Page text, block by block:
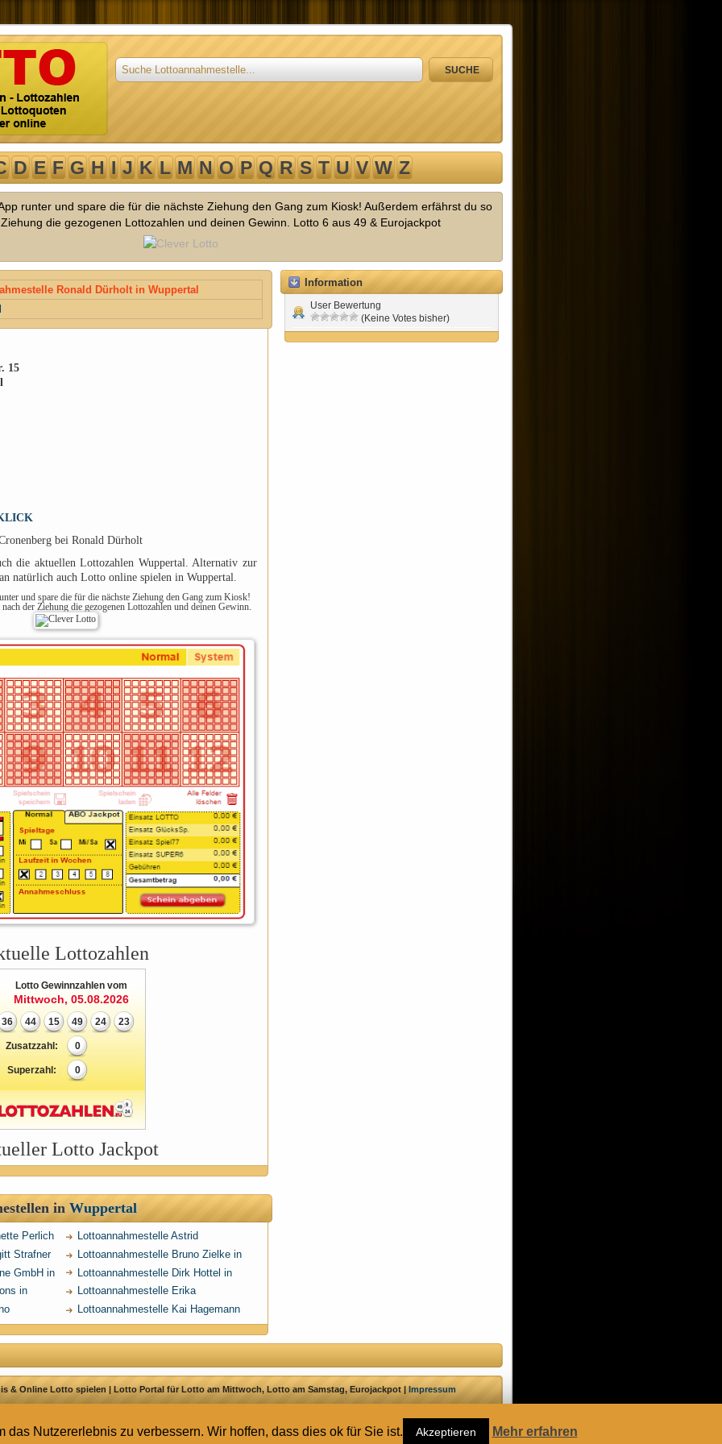
D E F G H I J K L M N O P Q R S T U V W Z
runter und spare die für die nächste Ziehung den Gang zum Kiosk! Außerdem erfährst du so
die gezogenen Lottozahlen und deinen Gewinn. Lotto 6 aus 49 & Eurojackpot
Ronald Dürholt in Wuppertal
15
bei Ronald Dürholt
die aktuellen Lottozahlen Wuppertal. Alternativ zur
natürlich auch Lotto online spielen in Wuppertal.
und spare die für die nächste Ziehung den Gang zum Kiosk!
der Ziehung die gezogenen Lottozahlen und deinen Gewinn.
Lottozahlen
Lotto Gewinnzahlen vom
Mittwoch, 05.08.2026
36 44 15 49 24 23
Zusatzzahl: 0
Superzahl: 0
Lotto Jackpot
in Wuppertal
Perlich
Lottoannahmestelle Astrid
Kleinschmidt in Wuppertal
Strafner
Lottoannahmestelle Bruno Zielke in
Wuppertal
GmbH in
Lottoannahmestelle Dirk Hottel in
Wuppertal
in
Lottoannahmestelle Erika
Theimann in Wuppertal
Lottoannahmestelle Kai Hagemann
Lotto-Center am Rott in Wuppertal
Information
User Bewertung
(Keine Votes bisher)
& Online Lotto spielen | Lotto Portal für Lotto am Mittwoch, Lotto am Samstag, Eurojackpot | Impressum
Nutzererlebnis zu verbessern. Wir hoffen, dass dies ok für Sie ist. Akzeptieren Mehr erfahren